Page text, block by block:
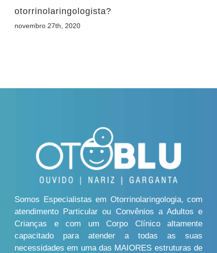
otorrinolaringologista?
novembro 27th, 2020
Somos Especialistas em Otorrinolaringologia, com
atendimento Particular ou Convênios a Adultos e
Crianças e com um Corpo Clínico altamente
capacitado para atender a todas as suas
necessidades em uma das MAIORES estruturas de